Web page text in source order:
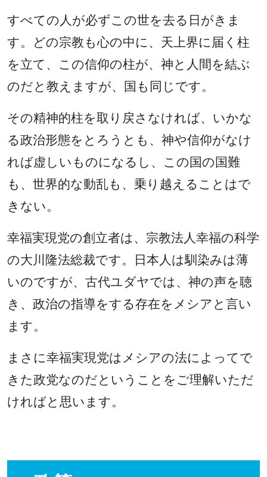
すべての人が必ずこの世を去る日がきま
す。どの宗教も心の中に、天上界に届く柱
を立て、この信仰の柱が、神と人間を結ぶ
のだと教えますが、国も同じです。
その精神的柱を取り戻さなければ、いかな
る政治形態をとろうとも、神や信仰がなけ
れば虚しいものになるし、この国の国難
も、世界的な動乱も、乗り越えることはで
きない。
幸福実現党の創立者は、宗教法人幸福の科学
の大川隆法総裁です。日本人は馴染みは薄
いのですが、古代ユダヤでは、神の声を聴
き、政治の指導をする存在をメシアと言い
ます。
まさに幸福実現党はメシアの法によってで
きた政党なのだということをご理解いただ
ければと思います。